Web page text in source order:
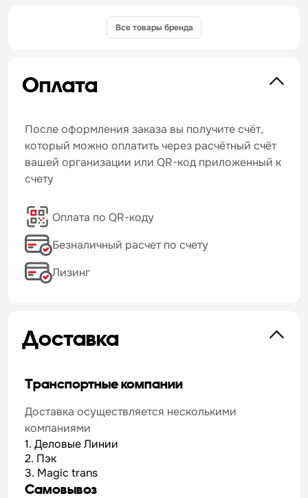
Все товары бренда
Оплата
После оформления заказа вы получите счёт,
который можно оплатить через расчётный счёт
вашей организации или QR-код приложенный к
счету
Оплата по QR-коду
Безналичный расчет по счету
Лизинг
Доставка
Транспортные компании
Доставка осуществляется несколькими
компаниями
1. Деловые Линии
2. Пэк
3. Magic trans
Самовывоз